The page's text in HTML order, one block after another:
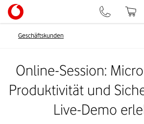
Geschäftskunden
Online-Session:
Produktivität und
Live-Demo